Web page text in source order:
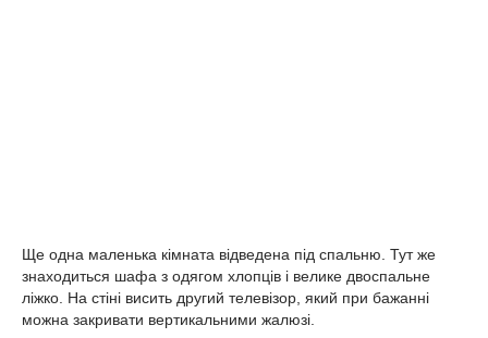
Ще одна маленька кімната відведена під спальню. Тут же
знаходиться шафа з одягом хлопців і велике двоспальне
ліжко. На стіні висить другий телевізор, який при бажанні
можна закривати вертикальними жалюзі.